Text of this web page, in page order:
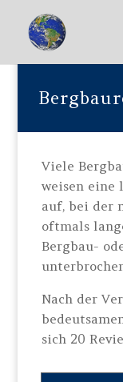
Viele
weisen eine
auf, bei der
oftmals
Bergbau-
Nach der
sich 20